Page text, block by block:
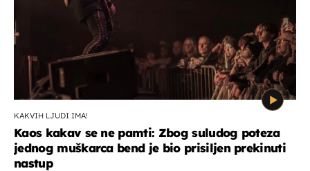
KAKVIH LJUDI IMA!
Kaos kakav se ne pamti: Zbog suludog poteza
jednog muškarca bend je bio prisiljen prekinuti
nastup